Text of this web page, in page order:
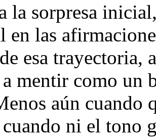
la sorpresa
en las
esa trayectoria,
mentir como un
aún cuando
ni el tono